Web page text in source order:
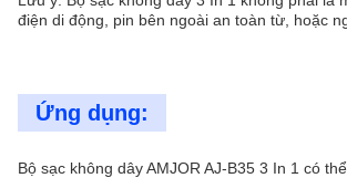
điện di động, pin bên ngoài an toàn từ, hoặc
Ứng dụng:
Bộ sạc không dây AMJOR AJ-B35 3 In 1 có